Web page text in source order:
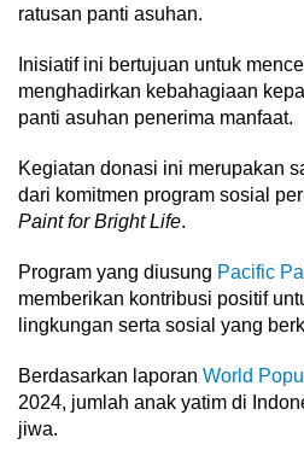
ratusan panti asuhan.
Inisiatif ini bertujuan untuk
menghadirkan kebahagiaan
panti asuhan penerima manfaat.
Kegiatan donasi ini merupakan
dari komitmen program sosial
Paint for Bright Life.
Program yang diusung Pacific
memberikan kontribusi positif
lingkungan serta sosial yang
Berdasarkan laporan World
2024, jumlah anak yatim di
jiwa.